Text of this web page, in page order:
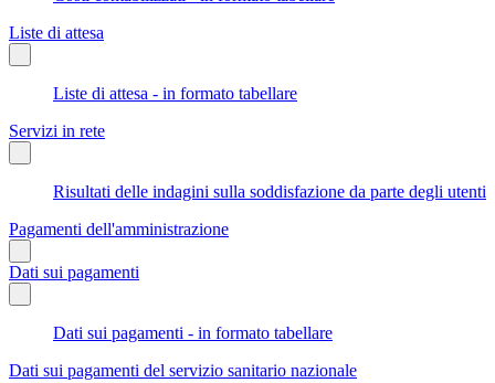
Liste di attesa
Liste di attesa - in formato tabellare
Servizi in rete
Risultati delle indagini sulla soddisfazione da parte degli utenti
Pagamenti dell'amministrazione
Dati sui pagamenti
Dati sui pagamenti - in formato tabellare
Dati sui pagamenti del servizio sanitario nazionale